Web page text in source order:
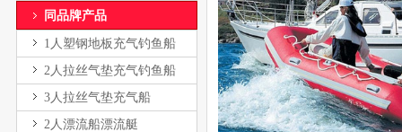
皮艇
同品牌产品
1人塑钢地板充气钓鱼船
2人拉丝气垫充气钓鱼船
3人拉丝气垫充气船
2人漂流船漂流艇